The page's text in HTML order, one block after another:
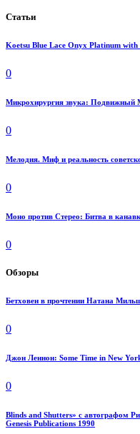
Статьи
Koetsu Blue Lace Onyx Platinum
0
Микрохирургия звука: Подвижный
0
Мелодия. Миф и реальность
0
Моно против Стерео: Битва в
0
Обзоры
Бетховен в прочтении Натана
0
Джон Леннон: Some Time in New
0
Blinds and Shutters» с автографом
Genesis Publications 1990